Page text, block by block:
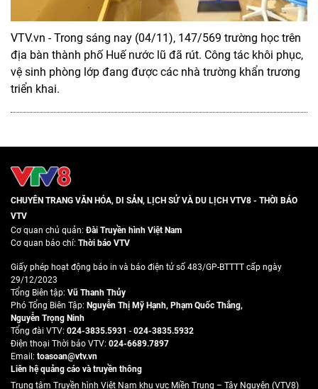
VTV.vn - Trong sáng nay (04/11), 147/569 trường học trên
địa bàn thành phố Huế nước lũ đã rút. Công tác khôi phục,
vệ sinh phòng lớp đang được các nhà trường khẩn trương
triển khai.
CHUYÊN TRANG VĂN HÓA, DI SẢN, LỊCH SỬ VÀ DU LỊCH VTV8 - THỜI BÁO
VTV
Cơ quan chủ quản:Đài Truyền hình Việt Nam
Cơ quan báo chí: Thời báo VTV
Giấy phép hoạt động báo in và báo điện tử số 483/GP-BTTTT cấp ngày
29/12/2023
Tổng Biên tập: Vũ Thanh Thủy
Phó Tổng Biên Tập: Nguyễn Thị Mỹ Hạnh, Phạm Quốc Thắng,
Nguyễn Trọng Ninh
Tổng đài VTV: 024-3835.5931 - 024-3835.5932
Ðiện thoại Thời báo VTV: 024-6689.7897
Email: toasoan@vtv.vn
Liên hệ quảng cáo và truyền thông
Trung tâm Truyền hình Việt Nam khu vực Miền Trung – Tây Nguyên (VTV8)